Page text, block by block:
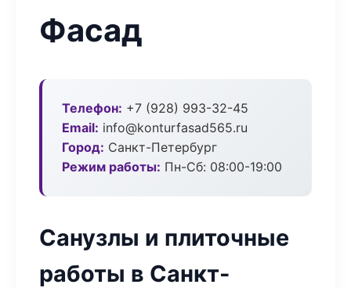
Фасад
Телефон: +7 (928) 993-32-45
Email: info@konturfasad565.ru
Город: Санкт-Петербург
Режим работы: Пн-Сб: 08:00-19:00
Санузлы и плиточные
работы в Санкт-